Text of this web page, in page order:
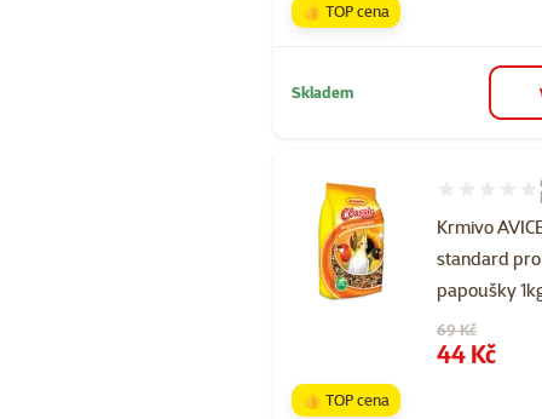
👍 TOP cena
Skladem
Krmivo
standard
papoušky
Hodnocení
Původní cena
69 Kč
Cena
44 Kč
👍 TOP cena